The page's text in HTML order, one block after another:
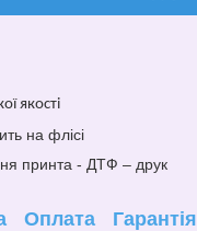
якості
на флісі
ня принта - ДТФ – друк
Оплата Гарантія